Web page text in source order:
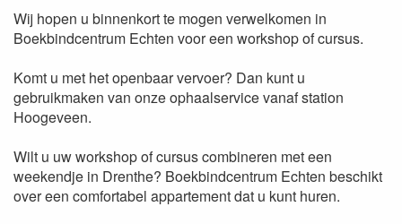
Wij hopen u binnenkort te mogen verwelkomen in
Boekbindcentrum Echten voor een workshop of cursus.
Komt u met het openbaar vervoer? Dan kunt u
gebruikmaken van onze ophaalservice vanaf station
Hoogeveen.
Wilt u uw workshop of cursus combineren met een
weekendje in Drenthe? Boekbindcentrum Echten beschikt
over een comfortabel appartement dat u kunt huren.